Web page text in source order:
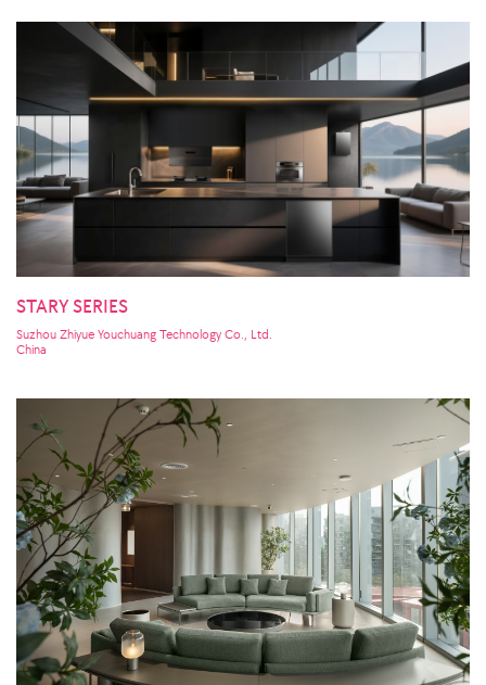
STARY SERIES
Suzhou Zhiyue Youchuang Technology Co., Ltd.
China